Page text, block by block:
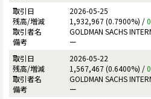
2026-05-25
1,932,967 (0.7900%) /
GOLDMAN SACHS
ー
2026-05-22
1,567,467 (0.6400%) /
GOLDMAN SACHS
ー